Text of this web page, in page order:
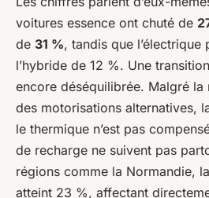
voitures essence ont chuté de
de 31 %, tandis que
l’hybride de 12 %. Une
encore déséquilibrée. Malgré la
des motorisations alternatives,
le thermique n’est pas
de recharge ne suivent pas
régions comme la Normandie,
atteint 23 %, affectant